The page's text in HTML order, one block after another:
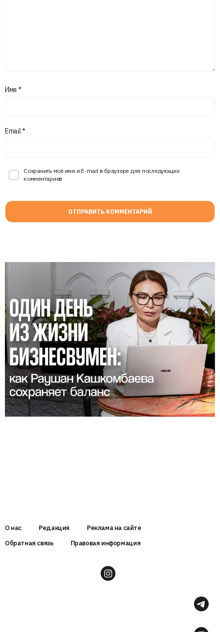
Имя *
Email*
Сохранить моё имя и E-mail в браузере для последующих
комментариев
О нас Редакция
Реклама на сайте
Обратная связь
Правовая информация